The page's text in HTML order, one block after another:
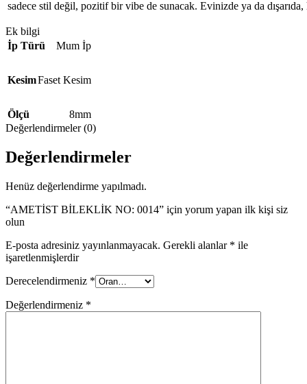
sadece stil değil, pozitif bir vibe de sunacak. Evinizde ya da
Ek bilgi
İp Türü
Mum İp
KesimFaset Kesim
Ölçü
8mm
Değerlendirmeler (0)
Değerlendirmeler
Henüz değerlendirme yapılmadı.
“AMETİST BİLEKLİK NO: 0014” için yorum yapan ilk kişi siz
olun
E-posta adresiniz yayınlanmayacak. Gerekli alanlar * ile
işaretlenmişlerdir
Derecelendirmeniz *
Değerlendirmeniz *